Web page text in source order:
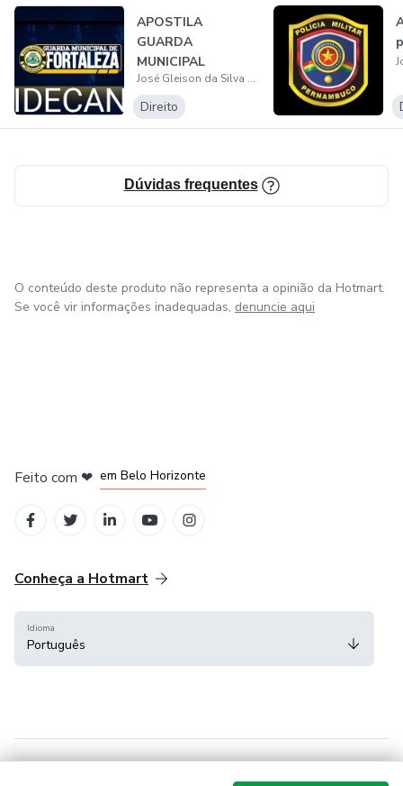
APOSTILA
GUARDA
MUNICIPAL
FORTALEZA 2023 José Gleison da Silva Pereira
Direito
Dúvidas frequentes
O conteúdo deste produto não representa a opinião da Hotmart.
Se você vir informações inadequadas, denuncie aqui
Feito com ❤ em Belo Horizonte
Conheça a Hotmart
Idioma
Português